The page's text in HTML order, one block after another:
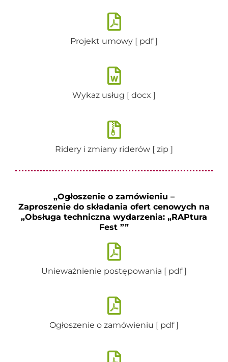
Projekt umowy [ pdf ]
Wykaz usług [ docx ]
Ridery i zmiany riderów [ zip ]
„Ogłoszenie o zamówieniu –
Zaproszenie do składania ofert cenowych na
„Obsługa techniczna wydarzenia: „RAPtura
Fest ””
Unieważnienie postępowania [ pdf ]
Ogłoszenie o zamówieniu [ pdf ]